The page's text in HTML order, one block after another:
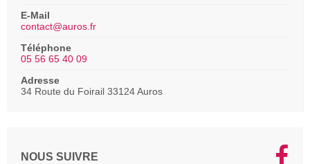
E-Mail
contact@auros.fr
Téléphone
05 56 65 40 09
Adresse
34 Route du Foirail 33124 Auros
NOUS SUIVRE